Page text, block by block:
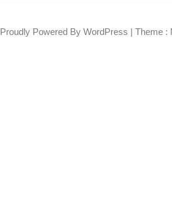
Proudly Powered By WordPress | Theme :